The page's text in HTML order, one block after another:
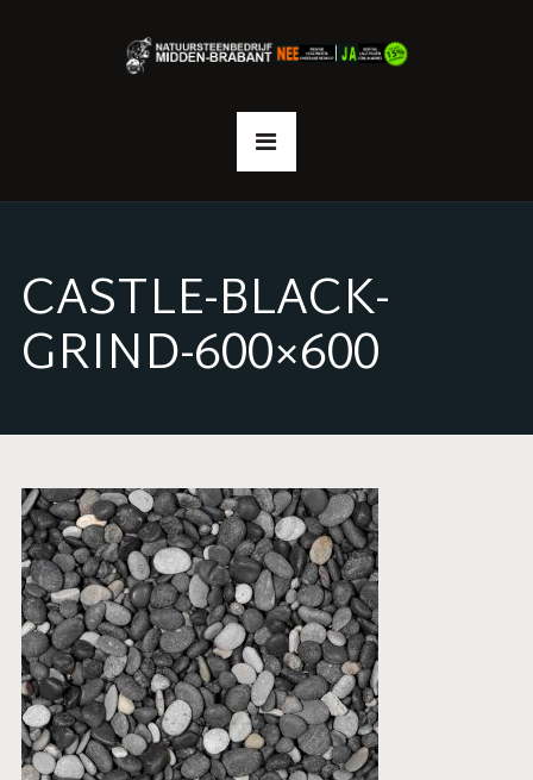
CASTLE-BLACK-
GRIND-600×600